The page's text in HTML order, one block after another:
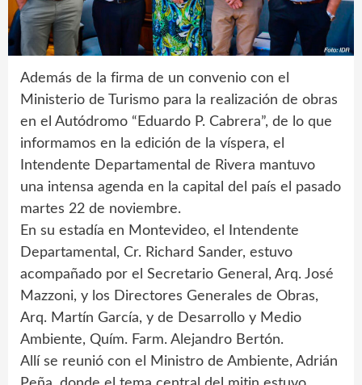
Además de la firma de un convenio con el
Ministerio de Turismo para la realización de obras
en el Autódromo “Eduardo P. Cabrera”, de lo que
informamos en la edición de la víspera, el
Intendente Departamental de Rivera mantuvo
una intensa agenda en la capital del país el pasado
martes 22 de noviembre.
En su estadía en Montevideo, el Intendente
Departamental, Cr. Richard Sander, estuvo
acompañado por el Secretario General, Arq. José
Mazzoni, y los Directores Generales de Obras,
Arq. Martín García, y de Desarrollo y Medio
Ambiente, Quím. Farm. Alejandro Bertón.
Allí se reunió con el Ministro de Ambiente, Adrián